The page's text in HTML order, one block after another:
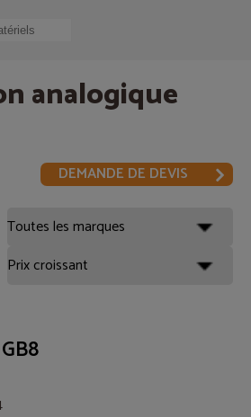
analogique
DEMANDE DE DEVIS